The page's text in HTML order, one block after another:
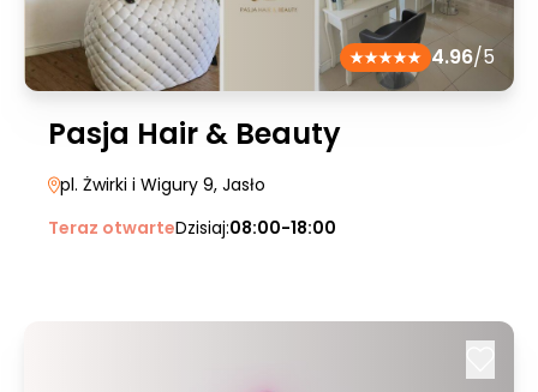
4.96/5
Pasja Hair & Beauty
pl. Żwirki i Wigury 9, Jasło
Teraz otwarteDzisiaj:08:00-18:00